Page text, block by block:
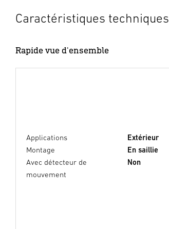
Caractéristiques techniques
Rapide vue d'ensemble
Applications
Extérieur
Montage
En saillie
Avec détecteur de
mouvement
Non